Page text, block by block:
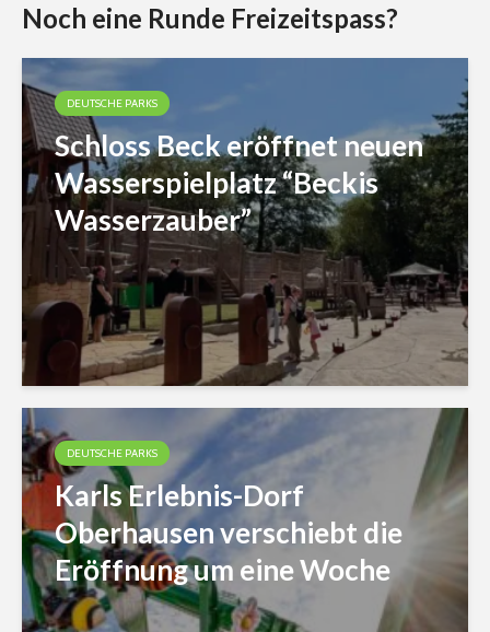
Noch eine Runde Freizeitspass?
DEUTSCHE PARKS
Schloss Beck eröffnet neuen
Wasserspielplatz “Beckis
Wasserzauber”
DEUTSCHE PARKS
Karls Erlebnis-Dorf
Oberhausen verschiebt die
Eröffnung um eine Woche